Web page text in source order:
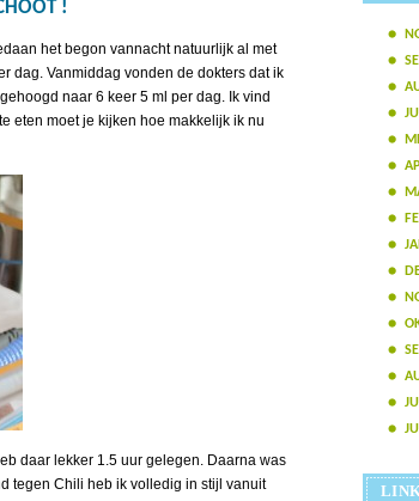
!
het begon vannacht natuurlijk al met
dag. Vanmiddag vonden de dokters dat ik
naar 6 keer 5 ml per dag. Ik vind
eten moet je kijken hoe makkelijk ik nu
daar lekker 1.5 uur gelegen. Daarna was
tegen Chili heb ik volledig in stijl vanuit